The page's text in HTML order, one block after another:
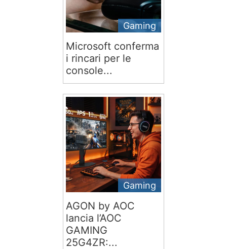
Gaming
Microsoft conferma
i rincari per le
console...
Gaming
AGON by AOC
lancia l’AOC
GAMING
25G4ZR:...